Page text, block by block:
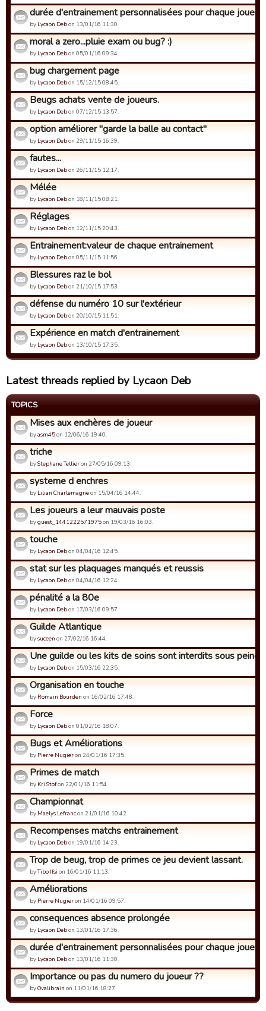
durée d'entrainement personnalisées pour chaque joueur
by Lycaon Debon 13/01/16 11:30.
moral a zero...pluie exam ou bug? :)
by Lycaon Debon 05/01/16 09:34.
bug chargement page
by Lycaon Debon 15/12/15 08:45.
Beugs achats vente de joueurs.
by Lycaon Debon 07/12/15 13:57.
option améliorer "garde la balle au contact"
by Lycaon Debon 29/11/15 16:39.
fautes...
by Lycaon Debon 26/11/15 12:17.
Mélée
by Lycaon Debon 18/11/15 08:21.
Réglages
by Lycaon Debon 12/11/15 20:43.
Entrainement:valeur de chaque entrainement
by Lycaon Debon 05/11/15 11:56.
Blessures raz le bol
by Lycaon Debon 21/10/15 17:53.
défense du numéro 10 sur l'extérieur
by Lycaon Debon 20/10/15 11:51.
Expérience en match d'entrainement
by Lycaon Debon 13/10/15 17:35.
Latest threads replied by Lycaon Deb
TOPICS
Mises aux enchères de joueur
byasm45on 12/06/16 19:40.
triche
byStephane Tellieron 27/05/16 09:13.
systeme d enchres
by Lilian Charlemagneon 15/04/16 14:44.
Les joueurs a leur mauvais poste
byguest_1441222571975on 19/03/16 16:03.
touche
by Lycaon Debon 04/04/16 12:45.
stat sur les plaquages manqués et reussis
by Lycaon Debon 04/04/16 12:24.
pénalité a la 80e
by Lycaon Debon 17/03/16 09:57.
Guilde Atlantique
bysuceen on 27/02/16 16:44.
Une guilde ou les kits de soins sont interdits sous peine
by Lycaon Debon 15/03/16 22:35.
Organisation en touche
by Romain Bourden on 16/02/16 17:48.
Force
by Lycaon Debon 01/02/16 18:07.
Bugs et Améliorations
by Pierre Nugieron 24/01/16 17:35.
Primes de match
by Kri Stofon 22/01/16 11:54.
Championnat
by Maelys Lefrancon 21/01/16 10:42.
Recompenses matchs entrainement
by Lycaon Debon 19/01/16 14:23.
Trop de beug, trop de primes ce jeu devient lassant.
byTibo Ifsi on 16/01/16 11:13.
Améliorations
by Pierre Nugieron 14/01/16 09:57.
consequences absence prolongée
by Lycaon Debon 13/01/16 17:36.
durée d'entrainement personnalisées pour chaque joueur
by Lycaon Debon 13/01/16 11:30.
Importance ou pas du numero du joueur ??
byOvalibrain on 11/01/16 18:27.